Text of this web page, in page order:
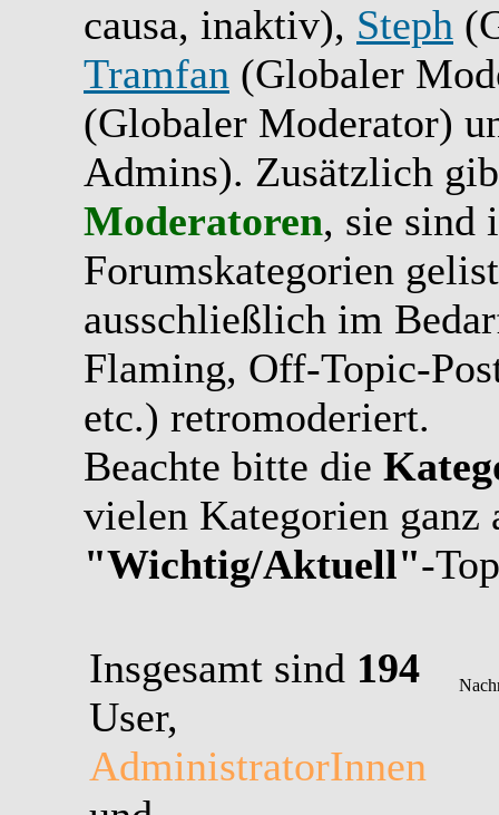
causa, inaktiv), Steph
Tramfan (Globaler
(Globaler Moderator)
Admins). Zusätzlich
Moderatoren, sie sind
Forumskategorien
ausschließlich im
Flaming, Off-Topic-
etc.) retromoderiert.
Beachte bitte die
vielen Kategorien ganz
"Wichtig/Aktuell"-
Insgesamt sind 194
User,
AdministratorInnen